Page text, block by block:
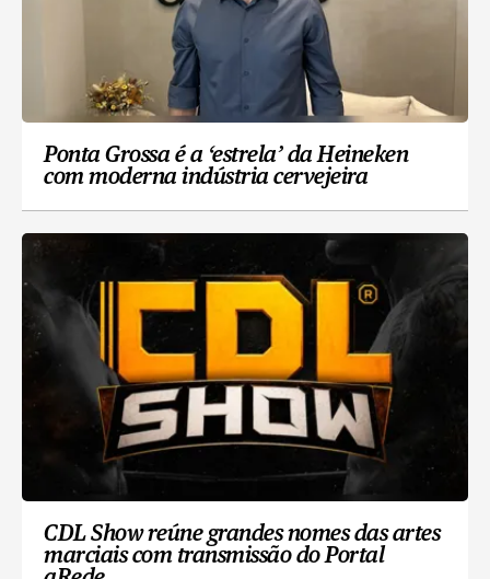
Ponta Grossa é a ‘estrela’ da Heineken
com moderna indústria cervejeira
CDL Show reúne grandes nomes das artes
marciais com transmissão do Portal